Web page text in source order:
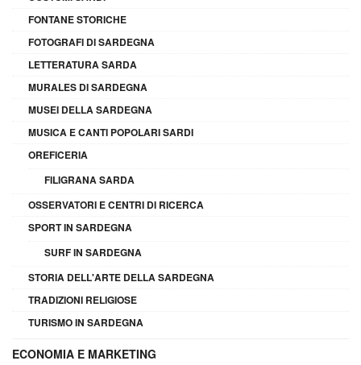
FONTANE STORICHE
FOTOGRAFI DI SARDEGNA
LETTERATURA SARDA
MURALES DI SARDEGNA
MUSEI DELLA SARDEGNA
MUSICA E CANTI POPOLARI SARDI
OREFICERIA
FILIGRANA SARDA
OSSERVATORI E CENTRI DI RICERCA
SPORT IN SARDEGNA
SURF IN SARDEGNA
STORIA DELL'ARTE DELLA SARDEGNA
TRADIZIONI RELIGIOSE
TURISMO IN SARDEGNA
ECONOMIA E MARKETING